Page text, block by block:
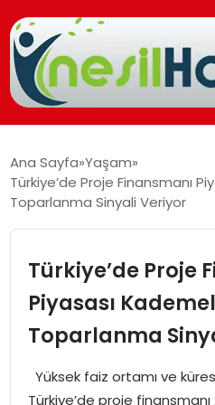
GÜNCEL
SOSYAL HABER
SPOR
Ana Sayfa Yaşam
Türkiye’de Proje Finansmanı
Toparlanma Sinyali Veriyor
Türkiye’de Proje
Piyasası
Toparlanma
Yüksek faiz ortamı ve
Türkiye’de proje